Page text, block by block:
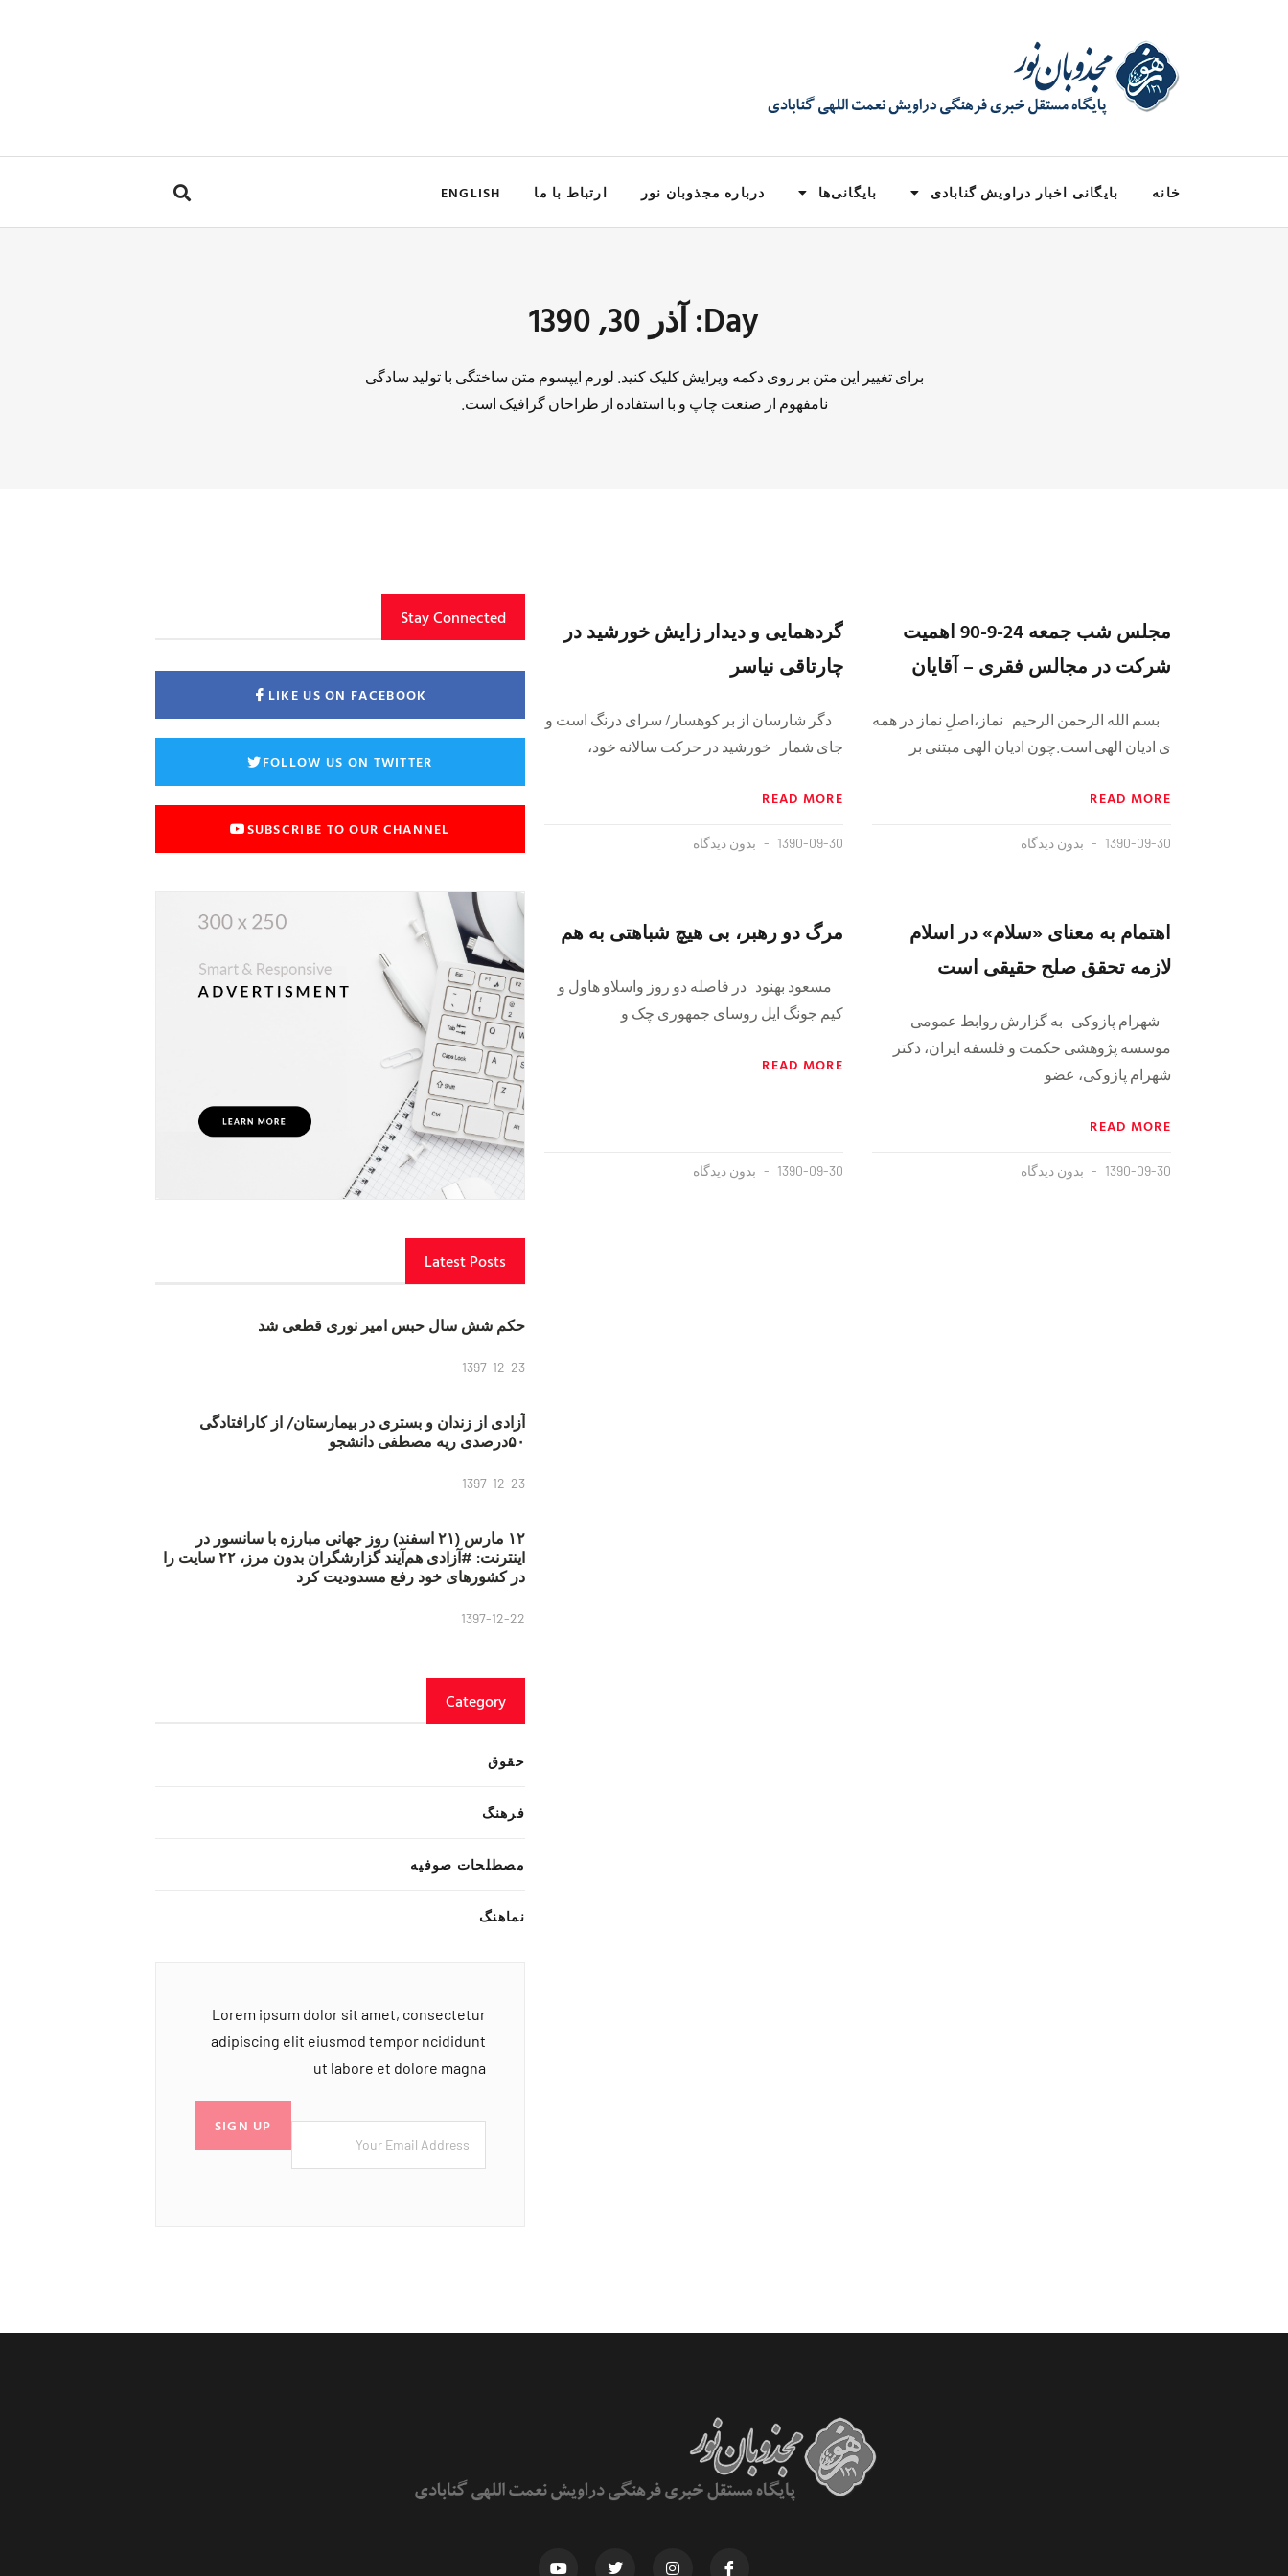
خانه بایگانی اخبار دراویش گنابادی بایگانی‌ها درباره مجذوبان نور ارتباط با ما ENGLISH
Day: آذر 30, 1390
برای تغییر این متن بر روی دکمه ویرایش کلیک کنید. لورم ایپسوم متن ساختگی با تولید سادگی
نامفهوم از صنعت چاپ و با استفاده از طراحان گرافیک است.
مجلس شب جمعه 24-9-90 اهمیت
شرکت در مجالس فقری – آقایان
بسم الله الرحمن الرحیم نماز،اصلِ نماز در همه
ی ادیان الهی است.چون ادیان الهی مبتنی بر
READ MORE
1390-09-30 بدون دیدگاه
گردهمایی و دیدار زایش خورشید در
چارتاقی نیاسر
دگر شارسان از بر کوهسار/ سرای درنگ است و
جای شمار خورشید در حرکت سالانه خود،
READ MORE
1390-09-30 بدون دیدگاه
اهتمام به معنای «سلام» در اسلام
لازمه تحقق صلح حقیقی است
شهرام پازوکی به گزارش روابط عمومی
موسسه پژوهشی حکمت و فلسفه ایران، دکتر
شهرام پازوکی، عضو
READ MORE
1390-09-30 بدون دیدگاه
مرگ دو رهبر، بی هیچ شباهتی به هم
مسعود بهنود در فاصله دو روز واسلاو هاول و
کیم جونگ ایل روسای جمهوری چک و
READ MORE
1390-09-30 بدون دیدگاه
Stay Connected
LIKE US ON FACEBOOK
FOLLOW US ON TWITTER
SUBSCRIBE TO OUR CHANNEL
Latest Posts
حکم شش سال حبس امیر نوری قطعی شد
1397-12-23
آزادی از زندان و بستری در بیمارستان/ از کارافتادگی
۵۰درصدی ریه مصطفی دانشجو
1397-12-23
۱۲ مارس (۲۱ اسفند) روز جهانی مبارزه با سانسور در
اینترنت: #آزادی هم‌آیند گزارشگران‌ بدون مرز، ۲۲ سایت را
در کشورهای خود رفع مسدودیت کرد
1397-12-22
Category
حقوق
فرهنگ
مصطلحات صوفیه
نماهنگ
Lorem ipsum dolor sit amet, consectetur
adipiscing elit eiusmod tempor ncididunt
ut labore et dolore magna
SIGN UP